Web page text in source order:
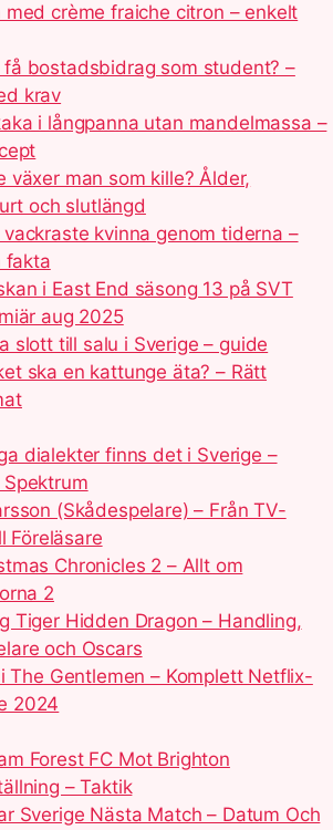
med crème fraiche citron – enkelt
få bostadsbidrag som student? –
krav
i långpanna utan mandelmassa –
växer man som kille? Ålder,
och slutlängd
kvinna genom tiderna –
fakta
i East End säsong 13 på SVT
aug 2025
slott till salu i Sverige – guide
ska en kattunge äta? – Rätt
dialekter finns det i Sverige –
(Skådespelare) – Från TV-
Föreläsare
Chronicles 2 – Allt om
2
Tiger Hidden Dragon – Handling,
och Oscars
The Gentlemen – Komplett Netflix-
2024
Forest FC Mot Brighton
– Taktik
Sverige Nästa Match – Datum Och